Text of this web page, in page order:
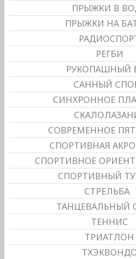
ПРЫЖКИ В
ПРЫЖКИ НА
РЕГБИ
РУКОПАШНЫЙ
САННЫЙ
СИНХРОННОЕ
СОВРЕМЕННОЕ
СПОРТИВНАЯ
СПОРТИВНОЕ
СПОРТИВНЫЙ
СТРЕЛЬБА
ТАНЦЕВАЛЬНЫЙ
ТЕННИС
ТРИАТЛОН